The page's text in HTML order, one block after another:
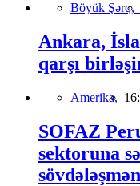
Böyük Şərq,
Ankara,
qarşı
Amerika,
SOFAZ
sektoruna